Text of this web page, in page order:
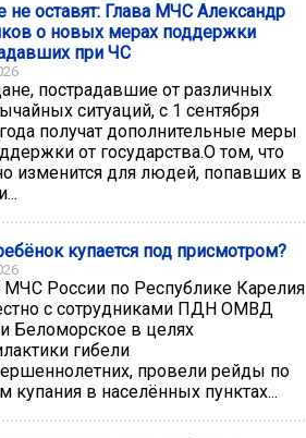
не оставят: Глава МЧС Александр
о новых мерах поддержки
при ЧС
пострадавшие от различных
ситуаций, с 1 сентября
года получат дополнительные меры
от государства.О том, что
изменится для людей, попавших в
купается под присмотром?
России по Республике Карелия
с сотрудниками ПДН ОМВД
Беломорское в целях
гибели
провели рейды по
купания в населённых пунктах...